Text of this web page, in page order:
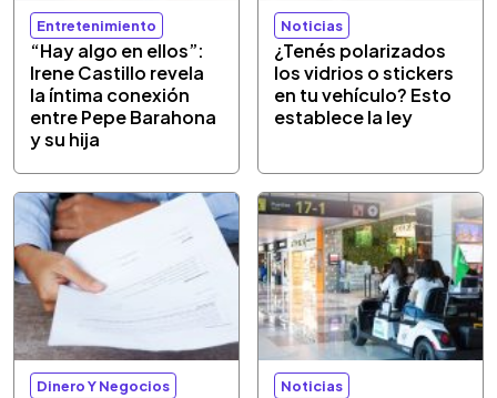
Entretenimiento
“Hay algo en ellos”:
Irene Castillo revela
la íntima conexión
entre Pepe Barahona
y su hija
Noticias
¿Tenés polarizados
los vidrios o stickers
en tu vehículo? Esto
establece la ley
Dinero Y Negocios Noticias